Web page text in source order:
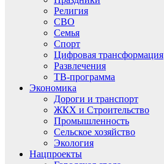
Религия
СВО
Семья
Спорт
Цифровая трансформация
Развлечения
ТВ-программа
Экономика
Дороги и транспорт
ЖКХ и Строительство
Промышленность
Сельское хозяйство
Экология
Нацпроекты